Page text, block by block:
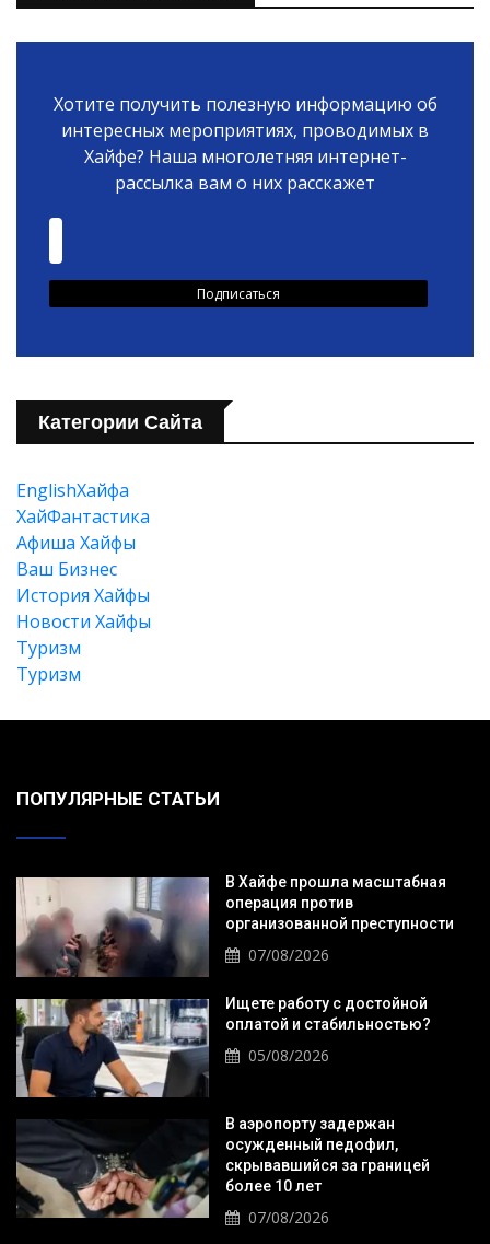
Хотите получить полезную информацию об
интересных мероприятиях, проводимых в
Хайфе? Наша многолетняя интернет-
рассылка вам о них расскажет
Категории Сайта
EnglishХайфа
XайФантастика
Афиша Хайфы
Ваш Бизнес
История Хайфы
Новости Хайфы
Туризм
Туризм
ПОПУЛЯРНЫЕ СТАТЬИ
В Хайфе прошла масштабная
операция против
организованной преступности
07/08/2026
Ищете работу с достойной
оплатой и стабильностью?
05/08/2026
В аэропорту задержан
осужденный педофил,
скрывавшийся за границей
более 10 лет
07/08/2026